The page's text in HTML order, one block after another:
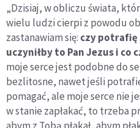
„Dzisiaj, w obliczu świata,
wielu ludzi cierpi z powodu
zastanawiam się: czy potrafię
uczyniłby to Pan Jezus i co
moje serce jest podobne do
bezlitosne, nawet jeśli
pomagać, ale moje serce nie
w stanie zapłakać, to trzeba